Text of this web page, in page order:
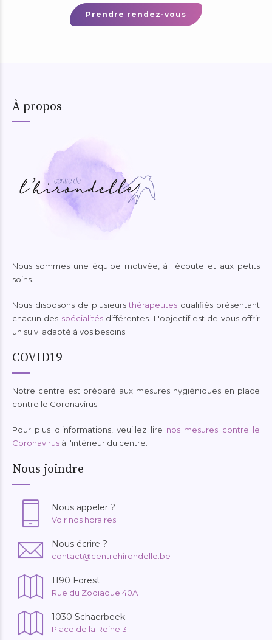
Prendre rendez-vous
À propos
Nous sommes une équipe motivée, à l'écoute et aux petits
soins.
Nous disposons de plusieursthérapeutes qualifiés présentant
chacun des spécialitésdifférentes. L'objectif est de vous offrir
un suivi adapté à vos besoins.
COVID19
Notre centre est préparé aux mesures hygiéniques en place
contre le Coronavirus.
Pour plus d'informations, veuillez lire nos mesures contre le
Coronavirus à l'intérieur du centre.
Nous joindre
Nous appeler ?
Voir nos horaires
Nous écrire ?
contact@centrehirondelle.be
1190 Forest
Rue du Zodiaque 40A
1030 Schaerbeek
Place de la Reine 3